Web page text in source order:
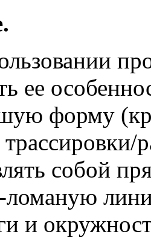
ее
форму
собой
ломаную
и